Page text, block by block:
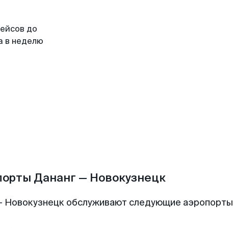
до
в неделю
Дананг — Новокузнецк
Новокузнецк обслуживают следующие аэропорты